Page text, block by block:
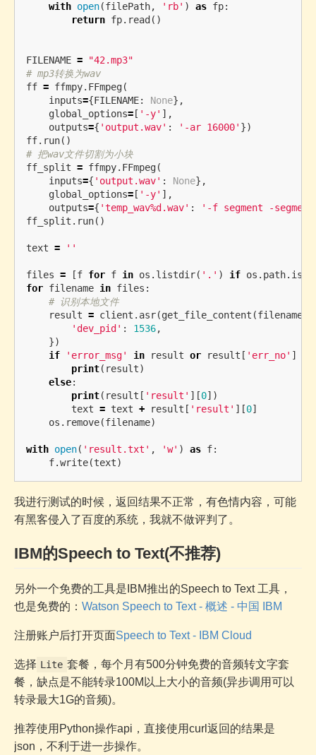
with open(filePath, 'rb' ) as fp:
return fp. read ()
FILENAME =
"42.mp3"
ff = ffmpy. FFmpeg(
inputs={FILENAME: None},
global_options= [ '-y' ],
outputs={ 'output.wav' : '-ar 16000' })
ff. run()
ff_split = ffmpy. FFmpeg(
inputs={ 'output.wav' : None},
global_options= [ '-y' ],
outputs={ 'temp_wav%d.wav' :
'-f segment -
ff_split . run()
text = ''
files = [f for f in os . listdir( '.' ) if os . path.
for filename in files :
result = client . asr(get_file_content (filename
'dev_pid' : 1536,
})
if
'error_msg' in result or result [ 'err_no' ]
print( result)
else:
print( result [ 'result' ][0])
text = text + result [ 'result' ][0]
os . remove(filename)
with open( 'result.txt' , 'w' ) as f:
f.write(text)
我进行测试的时候，返回结果不正常，有色情内容，可能
有黑客侵入了百度的系统，我就不做评判了。
IBM的Speech to Text(不推荐)
另外一个免费的工具是IBM推出的Speech to Text 工具，
也是免费的： Watson Speech to Text - 概述 - 中国 IBM
注册账户后打开页面Speech to Text - IBM Cloud
选择 Lite 套餐，每个月有500分钟免费的音频转文字套
餐，缺点是不能转录100M以上大小的音频(异步调用可以
转录最大1G的音频)。
推荐使用Python操作api，直接使用curl返回的结果是
json，不利于进一步操作。